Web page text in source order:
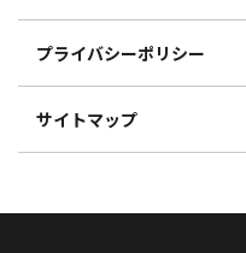
プライバシーポリシー
サイトマップ